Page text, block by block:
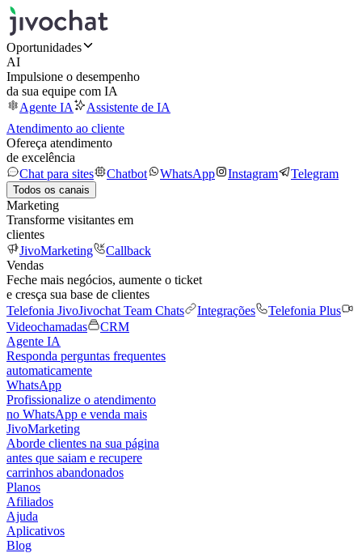
Oportunidades
AI
Impulsione o desempenho
da sua equipe com IA
Agente IA
Assistente de IA
Atendimento ao cliente
Ofereça atendimento
de excelência
Chat para sites
Chatbot WhatsApp Instagram Telegram
Todos os canais
Marketing
Transforme visitantes em
clientes
JivoMarketing
Callback
Vendas
Feche mais negócios, aumente o ticket
e cresça sua base de clientes
Telefonia JivoJivochat Team Chats Integrações
Telefonia Plus
Videochamadas
CRM
Agente IA
Responda perguntas frequentes
automaticamente
WhatsApp
Profissionalize o atendimento
no WhatsApp e venda mais
JivoMarketing
Aborde clientes na sua página
antes que saiam e recupere
carrinhos abandonados
Planos
Afiliados
Ajuda
Aplicativos
Blog